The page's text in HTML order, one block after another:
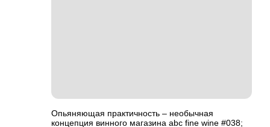
Опьяняющая практичность – необычная
концепция винного магазина abc fine wine #038;